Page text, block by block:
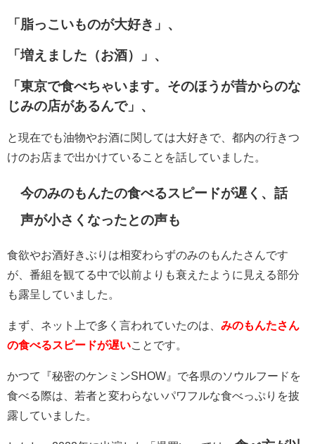
「脂っこいものが大好き」、
「増えました（お酒）」、
「東京で食べちゃいます。そのほうが昔からのな
じみの店があるんで」、
と現在でも油物やお酒に関しては大好きで、都内の行きつ
けのお店まで出かけていることを話していました。
今のみのもんたの食べるスピードが遅く、話
声が小さくなったとの声も
食欲やお酒好きぶりは相変わらずのみのもんたさんです
が、番組を観てる中で以前よりも衰えたように見える部分
も露呈していました。
まず、ネット上で多く言われていたのは、 みのもんたさん
の食べるスピードが遅い ことです。
かつて
『秘密のケンミンSHOW』で各県のソウルフードを
食べる際は、若者と変わらないパワフルな食べっぷりを披
露していました。